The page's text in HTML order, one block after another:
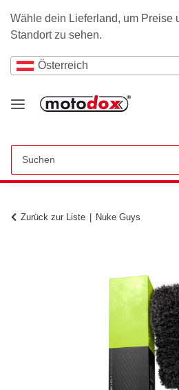
Wähle dein Lieferland, um Preise
Standort zu sehen.
Österreich
Zurück zur Liste Nuke Guys